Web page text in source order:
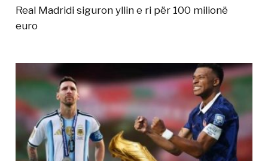
Real Madridi siguron yllin e ri për 100 milionë
euro